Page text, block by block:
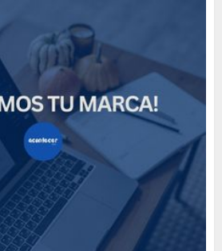
Need to Know About the
Classic Cars in a Retro
Movie?
MAYO 14, 2024